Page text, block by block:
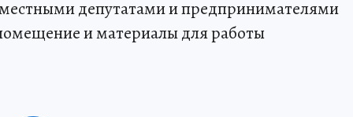
депутатами и предпринимателями
и материалы для работы